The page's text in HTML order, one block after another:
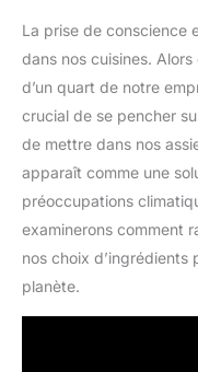
La prise de conscience
dans nos cuisines.
d’un quart de notre
crucial de se pencher
de mettre dans nos
apparaît comme une
préoccupations
examinerons comment
nos choix
planète.